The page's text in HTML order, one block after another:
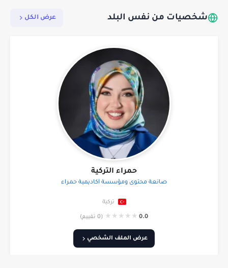
شخصيات من نفس البلد عرض الكل
حمراء التركية
صانعة محتوى ومؤسسة أكاديمية حمراء
تركية
0.0
★
★
★
★
★ (0 تقييم)
عرض الملف الشخصي